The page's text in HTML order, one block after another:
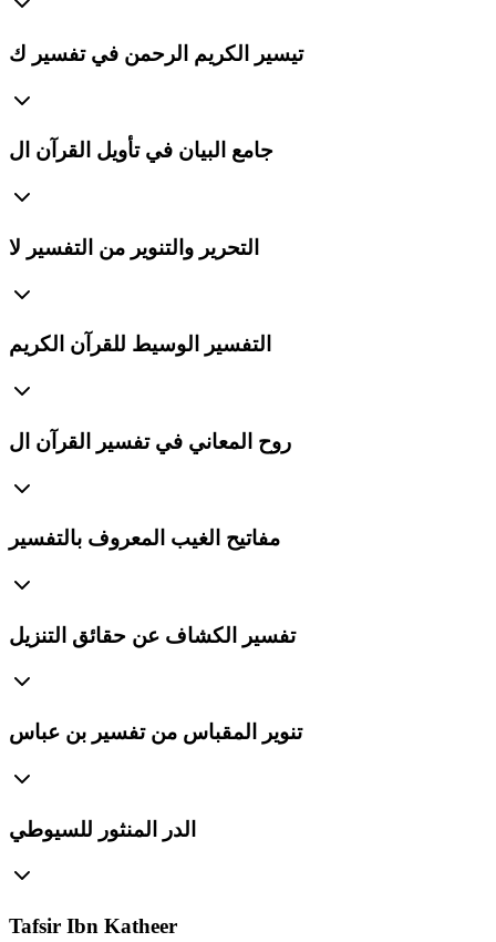
تيسير الكريم الرحمن في تفسير ك
جامع البيان في تأويل القرآن ال
التحرير والتنوير من التفسير لا
التفسير الوسيط للقرآن الكريم
روح المعاني في تفسير القرآن ال
مفاتيح الغيب المعروف بالتفسير
تفسير الكشاف عن حقائق التنزيل
تنوير المقباس من تفسير بن عباس
الدر المنثور للسيوطي
Tafsir Ibn Katheer